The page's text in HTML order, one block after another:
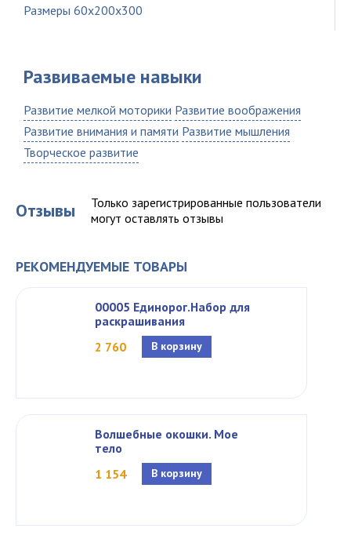
Размеры 60x200x300
Развиваемые навыки
Развитие мелкой моторики Развитие воображения
Развитие внимания и памяти Развитие мышления
Творческое развитие
Отзывы
Только зарегистрированные пользователи
могут оставлять отзывы
РЕКОМЕНДУЕМЫЕ ТОВАРЫ
00005 Единорог.Набор для
раскрашивания
2 760
В корзину
Волшебные окошки. Мое
тело
1 154
В корзину